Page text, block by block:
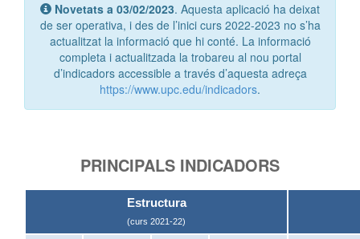
Novetats a 03/02/2023. Aquesta aplicació ha deixat
de ser operativa, i des de l’inici curs 2022-2023 no s’ha
actualitzat la informació que hi conté. La informació
completa i actualitzada la trobareu al nou portal
d’indicadors accessible a través d’aquesta adreça
https://www.upc.edu/indicadors.
PRINCIPALS INDICADORS
Estructura
(curs 2021-22)